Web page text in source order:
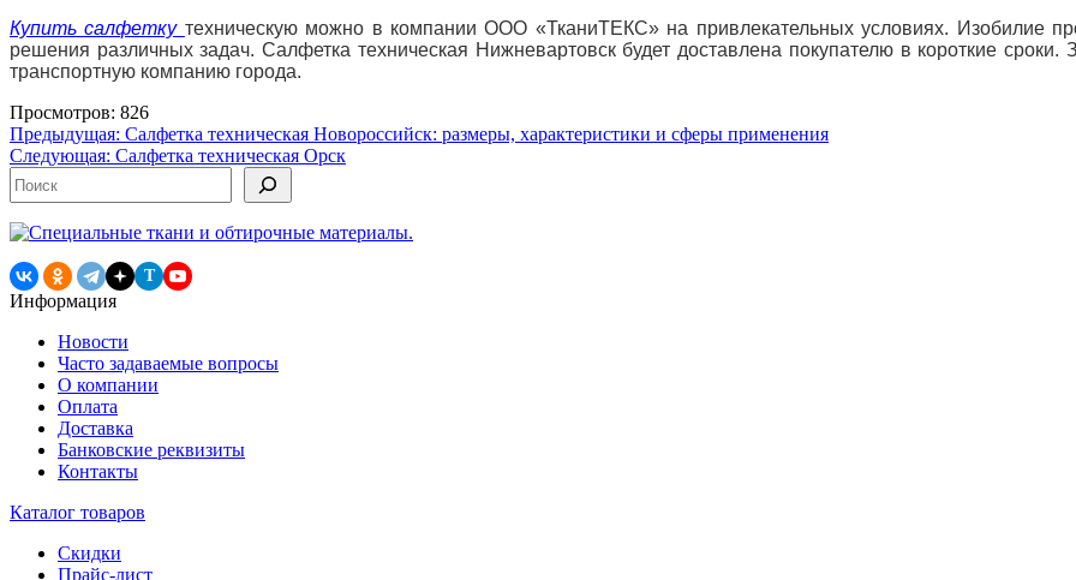
Купить салфетку техническую можно в компании ООО «ТканиТЕКС» на привлекательных условиях. Изобилие
решения различных задач. Салфетка техническая Нижневартовск будет доставлена покупателю в короткие
транспортную компанию города.
Просмотров: 826
Навигация
по
записям
Предыдущая: Салфетка техническая Новороссийск: размеры, характеристики и сферы применения
Следующая: Салфетка техническая Орск
Поиск
T
Информация
Новости
Часто задаваемые вопросы
О компании
Оплата
Доставка
Банковские реквизиты
Контакты
Каталог товаров
Скидки
Прайс-лист